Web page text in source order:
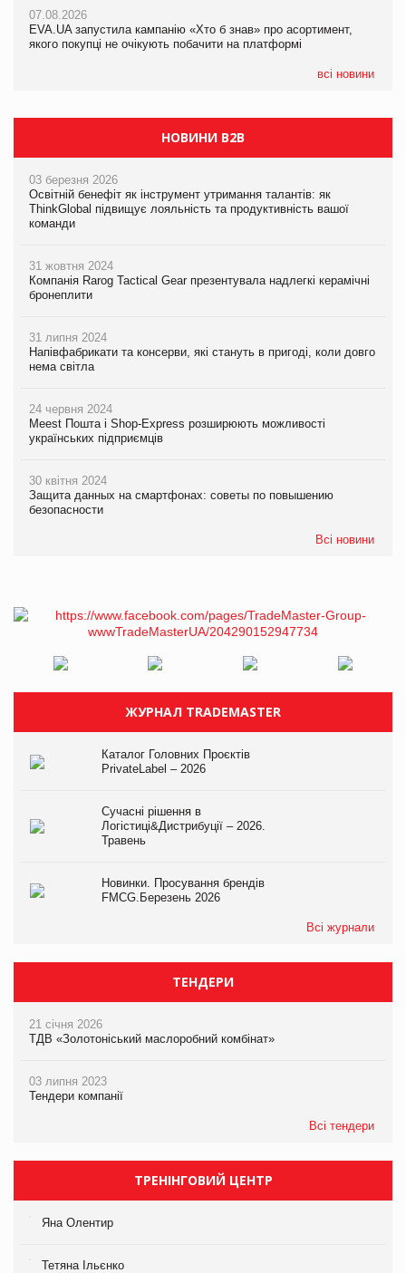
07.08.2026
EVA.UA запустила кампанію «Хто б знав» про асортимент,
якого покупці не очікують побачити на платформі
всі новини
07.08.2026
EVA.UA запустила кампанію «Хто б знав» про асортимент,
якого покупці не очікують побачити на платформі
НОВИНИ B2B
03 березня 2026
Освітній бенефіт як інструмент утримання талантів: як
ThinkGlobal підвищує лояльність та продуктивність вашої
команди
31 жовтня 2024
Компанія Rarog Tactical Gear презентувала надлегкі керамічні
бронеплити
31 липня 2024
Напівфабрикати та консерви, які стануть в пригоді, коли довго
нема світла
24 червня 2024
Meest Пошта і Shop-Express розширюють можливості
українських підприємців
30 квітня 2024
Защита данных на смартфонах: советы по повышению
безопасности
Всі новини
ЖУРНАЛ TRADEMASTER
Каталог Головних Проєктів
PrivateLabel – 2026
Сучасні рішення в
Логістиці&Дистрибуції – 2026.
Травень
Новинки. Просування брендів
FMCG.Березень 2026
Всі журнали
ТЕНДЕРИ
21 січня 2026
ТДВ «Золотоніський маслоробний комбінат»
03 липня 2023
Тендери компанії
Всі тендери
ТРЕНІНГОВИЙ ЦЕНТР
Яна Олентир
Тетяна Ільєнко